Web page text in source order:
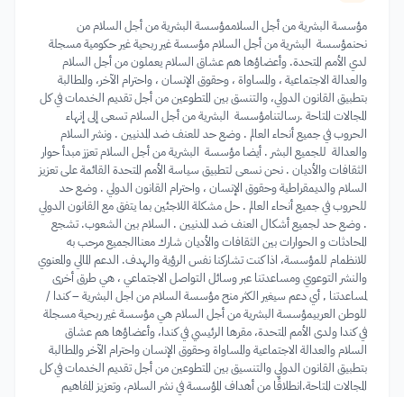
مؤسسة البشرية من أجل السلاممؤسسة البشرية من أجل السلام من
نحنمؤسسة البشرية من أجل السلام مؤسسة غير ربحية غير حكومية مسجلة
لدي الأمم المتحدة. وأعضاؤها هم عشاق السلام يعملون من أجل السلام
والعدالة الاجتماعية ، والمساواة ، وحقوق الإنسان ، واحترام الآخر، والمطالبة
بتطبيق القانون الدولي، والتنسق بين المتطوعين من أجل تقديم الخدمات في كل
المجالات المتاحة .رسالتنامؤسسة البشرية من أجل السلام تسعى إلى إنهاء
الحروب في جميع أنحاء العالم . وضع حد للعنف ضد المدنيين . ونشر السلام
والعدالة للجميع البشر . أيضا مؤسسة البشرية من أجل السلام تعزز مبدأ حوار
الثقافات والأديان . نحن نسعى لتطبيق سياسة الأمم المتحدة القائمة على تعزيز
السلام والديمقراطية وحقوق الإنسان ، واحترام القانون الدولي . وضع حد
للحروب في جميع أنحاء العالم . حل مشكلة اللاجئين بما يتفق مع القانون الدولي
. وضع حد لجميع أشكال العنف ضد المدنيين . السلام بين الشعوب. تشجع
المحادثات و الحوارات بين الثقافات والأديان شارك معناالجميع مرحب به
للانظمام للمؤسسة، اذا كنت تشاركنا نفس الرؤية والهدف. الدعم المالي والمعنوي
والنشر التوعوي ومساعدتنا عبر وسائل التواصل الاجتماعي ، هي طرق أخرى
لمساعدتنا , أي دعم سيغير الكثر منح مؤسسة السلام من اجل البشرية – كندا /
للوطن العربيمؤسسة البشرية من أجل السلام هي مؤسسة غير ربحية مسجلة
في كندا ولدى الأمم المتحدة، مقرها الرئيسي في كندا، وأعضاؤها هم عشاق
السلام والعدالة الاجتماعية والمساواة وحقوق الإنسان واحترام الآخر والمطالبة
بتطبيق القانون الدولي والتنسيق بين المتطوعين من أجل تقديم الخدمات في كل
المجالات المتاحة.انطلاقًا من أهداف المؤسسة في نشر السلام، وتعزيز المفاهيم